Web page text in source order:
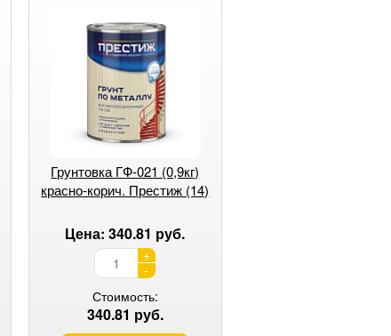
Грунтовка ГФ-021 (0,9кг)
красно-корич. Престиж (14)
Цена: 340.81 руб.
+
-
Стоимость:
340.81 руб.